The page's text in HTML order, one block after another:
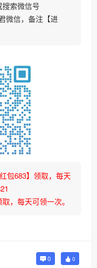
索微信号
微信，备注【进
包683】领取，每天
，每天可领一次。
0 0